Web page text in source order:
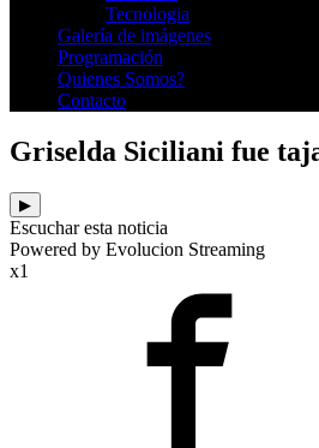
Tecnologia
Galería de imágenes
Programación
Quienes Somos?
Contacto
Griselda Siciliani fue
▶
Escuchar esta noticia
Powered by Evolucion Streaming
x1